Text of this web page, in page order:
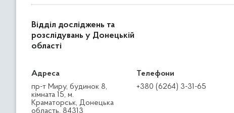
Відділ досліджень та
розслідувань у Донецькій
області
Адреса
пр-т Миру, будинок 8,
кімната 15, м.
Краматорськ, Донецька
область, 84313
Телефони
+380 (6264) 3-31-65